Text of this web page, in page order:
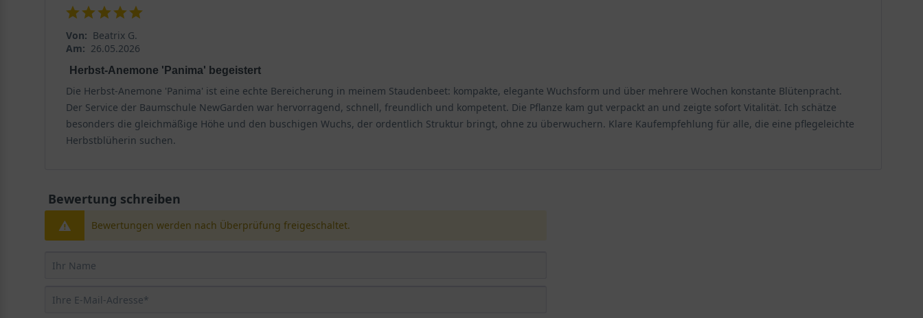
Von: Beatrix G.
Am: 26.05.2026
Herbst-Anemone 'Panima' begeistert
Die Herbst-Anemone 'Panima' ist eine echte Bereicherung in meinem Staudenbeet: kompakte, elegante Wuchsform und über mehrere Wochen konstante Blütenpracht.
Der Service der Baumschule NewGarden war hervorragend, schnell, freundlich und kompetent. Die Pflanze kam gut verpackt an und zeigte sofort Vitalität. Ich schätze
besonders die gleichmäßige Höhe und den buschigen Wuchs, der ordentlich Struktur bringt, ohne zu überwuchern. Klare Kaufempfehlung für alle, die eine pflegeleichte
Herbstblüherin suchen.
Bewertung schreiben
Bewertungen werden nach Überprüfung freigeschaltet.